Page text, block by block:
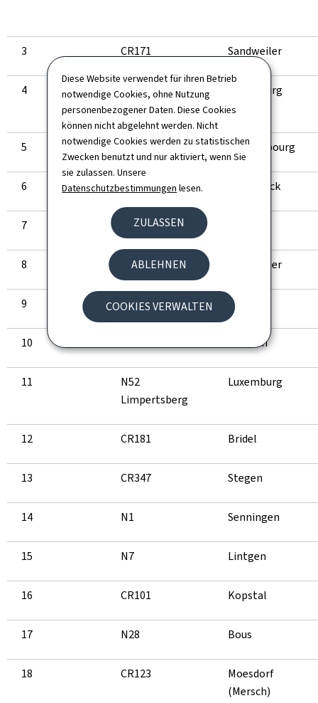
Diese Website verwendet für ihren Betrieb
notwendige Cookies, ohne Nutzung
personenbezogener Daten. Diese Cookies
können nicht abgelehnt werden. Nicht
notwendige Cookies werden zu statistischen
Zwecken benutzt und nur aktiviert, wenn Sie
sie zulassen. Unsere
Datenschutzbestimmungen lesen.
ZULASSEN
ABLEHNEN
COOKIES VERWALTEN
3 CR171 Sandweiler
4
CR233
Friedhofsstraße
Luxemburg
5 N13 Bettembourg
6 CR345 Ettelbruck
7 N14
8 N2 Sandweiler
9 CR159 Itzig
10 Diekirch
11
N52
Limpertsberg
Luxemburg
12 CR181 Bridel
13 CR347 Stegen
14 N1 Senningen
15 N7 Lintgen
16 CR101 Kopstal
17 N28 Bous
18 CR123
Moesdorf
(Mersch)